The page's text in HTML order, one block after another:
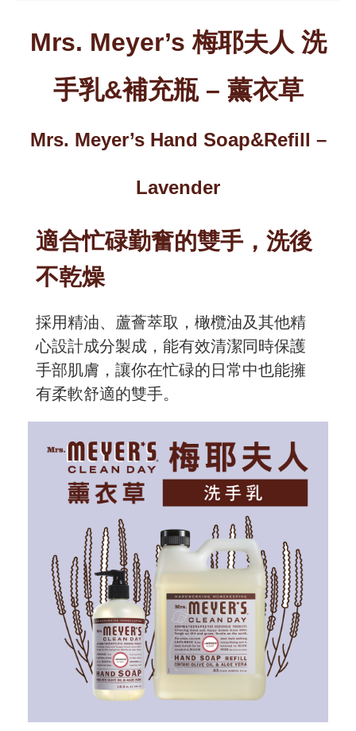
Mrs. Meyer’s 梅耶夫人 洗
手乳&補充瓶 – 薰衣草
Mrs. Meyer’s Hand Soap&Refill –
Lavender
適合忙碌勤奮的雙手，洗後
不乾燥
採用精油、蘆薈萃取，橄欖油及其他精
心設計成分製成，能有效清潔同時保護
手部肌膚，讓你在忙碌的日常中也能擁
有柔軟舒適的雙手。